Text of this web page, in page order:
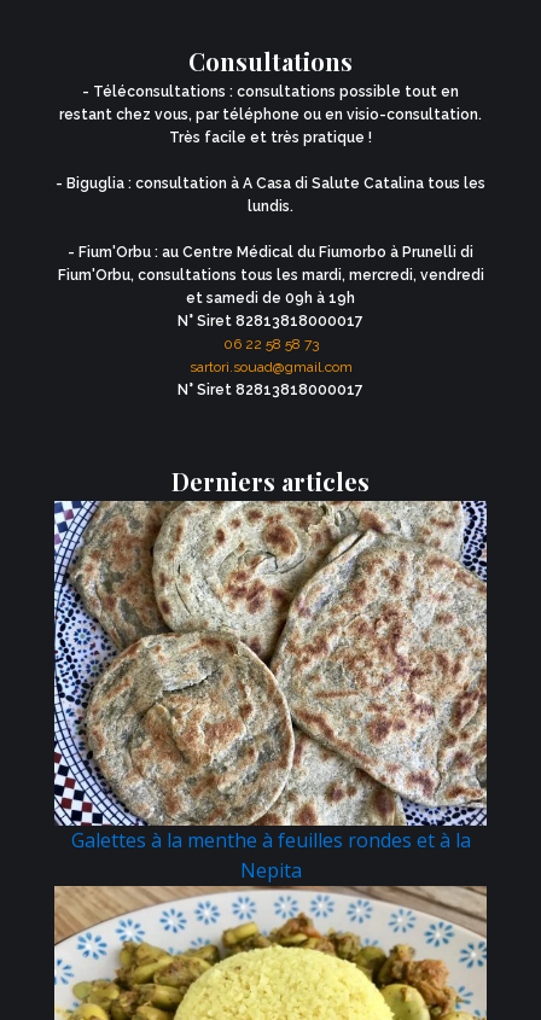
Consultations
- Téléconsultations : consultations possible tout en
restant chez vous, par téléphone ou en visio-consultation.
Très facile et très pratique !
- Biguglia : consultation à A Casa di Salute Catalina tous les
lundis.
- Fium'Orbu : au Centre Médical du Fiumorbo à Prunelli di
Fium'Orbu, consultations tous les mardi, mercredi, vendredi
et samedi de 09h à 19h
N° Siret 82813818000017
06 22 58 58 73
sartori.souad@gmail.com
N° Siret 82813818000017
Derniers articles
Galettes à la menthe à feuilles rondes et à la
Nepita